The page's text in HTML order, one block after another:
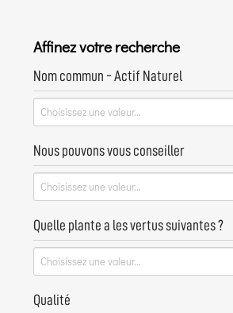
Conditionnement artisanal à la main
Affinez votre recherche
Nom commun - Actif Naturel
Nous pouvons vous conseiller
Quelle plante a les vertus suivantes ?
Qualité